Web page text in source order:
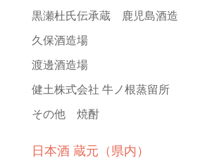
黒瀬杜氏伝承蔵 鹿児島酒造
久保酒造場
渡邊酒造場
健土株式会社 牛ノ根蒸留所
その他 焼酎
日本酒 蔵元（県内）